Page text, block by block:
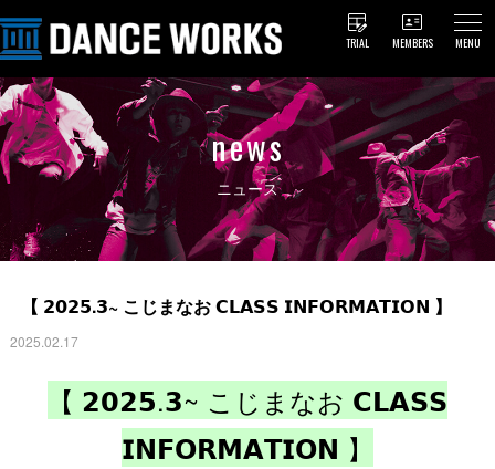
TRIAL MEMBERS MENU
news
ニュース
【 𝟮𝟬𝟮𝟱.𝟯~ こじまなお 𝗖𝗟𝗔𝗦𝗦 𝗜𝗡𝗙𝗢𝗥𝗠𝗔𝗧𝗜𝗢𝗡 】
2025.02.17
【 𝟮𝟬𝟮𝟱.𝟯~ こじまなお 𝗖𝗟𝗔𝗦𝗦
𝗜𝗡𝗙𝗢𝗥𝗠𝗔𝗧𝗜𝗢𝗡 】